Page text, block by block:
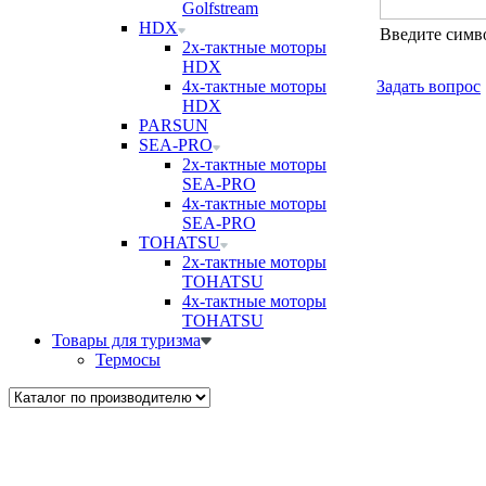
Golfstream
HDX
2х-тактные моторы
HDX
4х-тактные моторы
HDX
PARSUN
SEA-PRO
2х-тактные моторы
SEA-PRO
4х-тактные моторы
SEA-PRO
TOHATSU
2х-тактные моторы
TOHATSU
4х-тактные моторы
TOHATSU
Товары для туризма
Термосы
Введите
Задать вопрос